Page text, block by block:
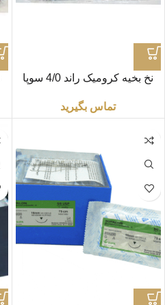
نخ بخیه کرومیک راند 4/0 سوپا
تماس بگیرید